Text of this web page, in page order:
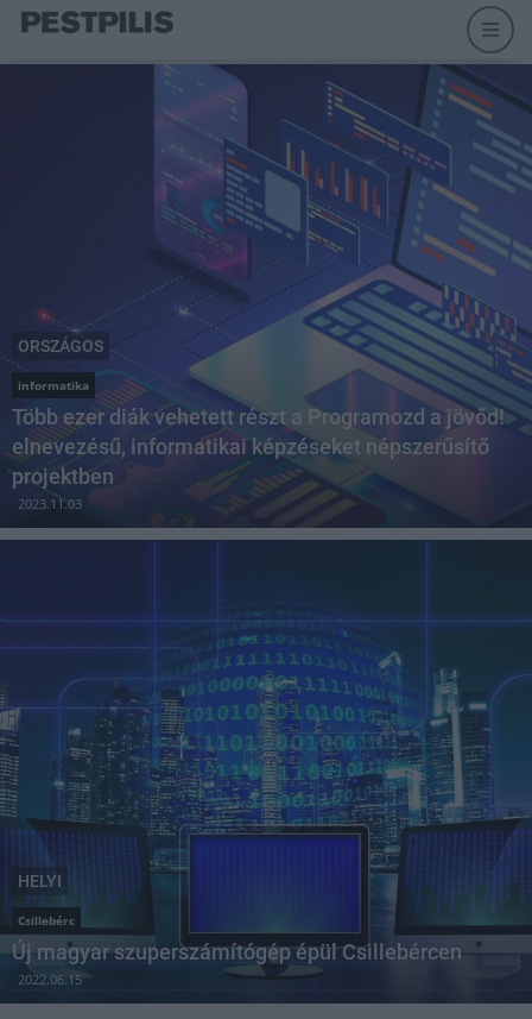
ORSZÁGOS
informatika
Több ezer diák vehetett részt a Programozd a jövőd!
elnevezésű, informatikai képzéseket népszerűsítő
projektben
2023.11.03
HELYI
Csillebérc
Új magyar szuperszámítógép épül Csillebércen
2022.06.15